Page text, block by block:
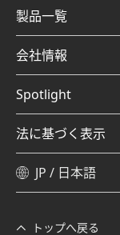
製品一覧
会社情報
Spotlight
法に基づく表示
JP / 日本語
トップへ戻る